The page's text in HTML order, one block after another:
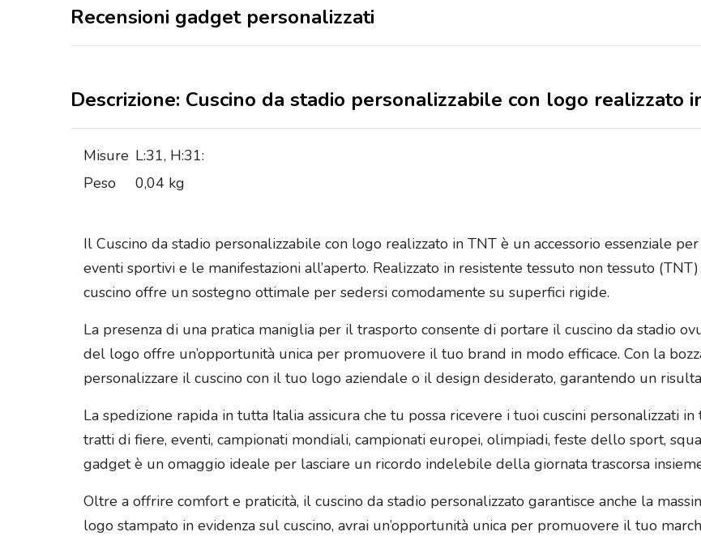
Recensioni gadget personalizzati
Descrizione: Cuscino da stadio personalizzabile con logo realizzato
Misure L:31, H:31:
Peso
0,04 kg
Il Cuscino da stadio personalizzabile con logo realizzato in TNT è un accessorio essenziale
eventi sportivi e le manifestazioni all’aperto. Realizzato in resistente tessuto non tessuto
cuscino offre un sostegno ottimale per sedersi comodamente su superfici rigide.
La presenza di una pratica maniglia per il trasporto consente di portare il cuscino da stadio
del logo offre un’opportunità unica per promuovere il tuo brand in modo efficace. Con la
personalizzare il cuscino con il tuo logo aziendale o il design desiderato, garantendo un
La spedizione rapida in tutta Italia assicura che tu possa ricevere i tuoi cuscini personalizzati
tratti di fiere, eventi, campionati mondiali, campionati europei, olimpiadi, feste dello sport,
gadget è un omaggio ideale per lasciare un ricordo indelebile della giornata trascorsa
Oltre a offrire comfort e praticità, il cuscino da stadio personalizzato garantisce anche la
logo stampato in evidenza sul cuscino, avrai un’opportunità unica per promuovere il tuo